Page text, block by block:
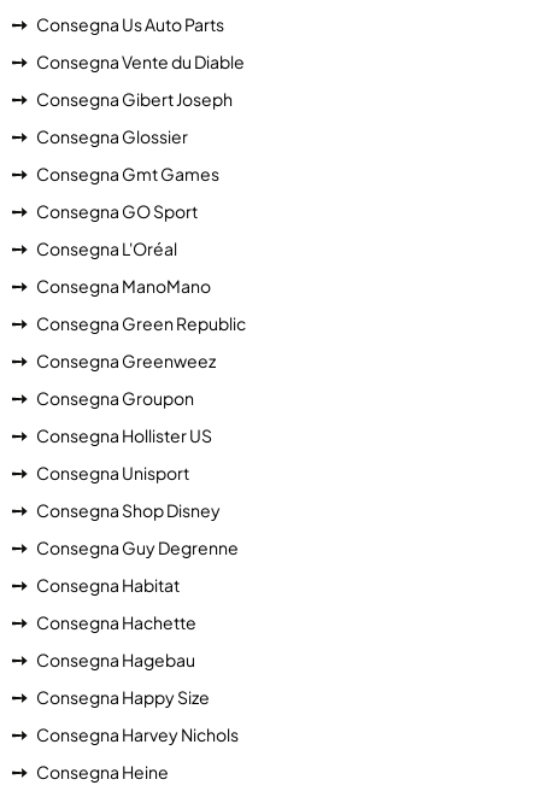
Consegna Us Auto Parts
Consegna Vente du Diable
Consegna Gibert Joseph
Consegna Glossier
Consegna Gmt Games
Consegna GO Sport
Consegna L'Oréal
Consegna ManoMano
Consegna Green Republic
Consegna Greenweez
Consegna Groupon
Consegna Hollister US
Consegna Unisport
Consegna Shop Disney
Consegna Guy Degrenne
Consegna Habitat
Consegna Hachette
Consegna Hagebau
Consegna Happy Size
Consegna Harvey Nichols
Consegna Heine